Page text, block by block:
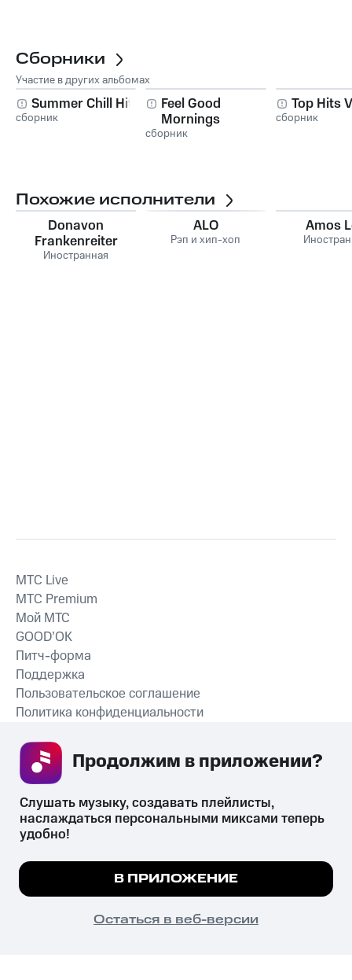
Сборники
Участие в других альбомах
Summer Chill Hits
сборник
Feel Good
Mornings
сборник
Top Hits
сборник
Похожие исполнители
Donavon
Frankenreiter
Иностранная
ALO
Рэп и хип-хоп
Amos
СКАЧАТЬ ПРИЛОЖЕНИЕ
MTС Live
MTС Premium
Мой МТС
GOOD’OK
Питч-форма
Поддержка
Пользовательское соглашение
Политика конфиденциальности
психотропных веществ, их аналогов причиняет вред здоровью,
их незаконный оборот запрещён и влечёт установленную
законодательством ответственность.
© 2026 ООО «КИОН».
Все права защищены
Мы используем куки, чтобы на сайте все
Подробнее
ПОНЯТНО
Слушать музыку, создавать плейлисты,
наслаждаться персональными миксами теперь
удобно!
В ПРИЛОЖЕНИЕ
Остаться в веб-версии